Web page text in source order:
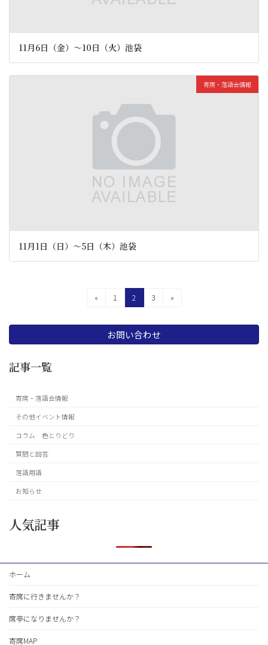
11月6日（金）〜10日（火）池袋
寄席・落語会情報
11月1日（日）〜5日（木）池袋
の
ペ
ー
送
り
«
固
ー
ジ
1
固
定
ー
ジ
2
固
ー
ジ
3 »
お問い合わせ
記事一覧
寄席・落語会情報
その他イベント情報
コラム 色とりどり
質問と回答
落語用語
お知らせ
人気記事
ホーム
寄席に行きませんか？
席亭になりませんか？
寄席MAP